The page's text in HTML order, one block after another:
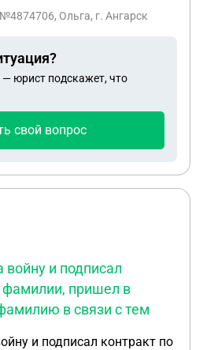
на фамилию матери?
Ольга, г. Ангарск
юрист подскажет, что
свой вопрос
и подписал
фамилии, пришел в
в связи с тем
и подписал контракт по